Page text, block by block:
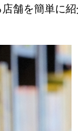
舗を簡単に紹